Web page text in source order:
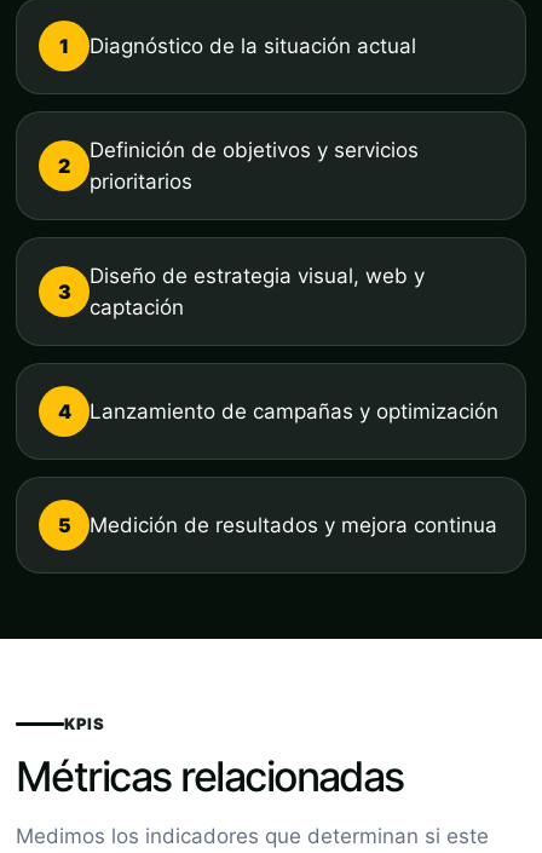
1 Diagnóstico de la situación actual
2
Definición de objetivos y servicios
prioritarios
3
Diseño de estrategia visual, web y
captación
4 Lanzamiento de campañas y optimización
5 Medición de resultados y mejora continua
KPIS
Métricas relacionadas
Medimos los indicadores que determinan si este